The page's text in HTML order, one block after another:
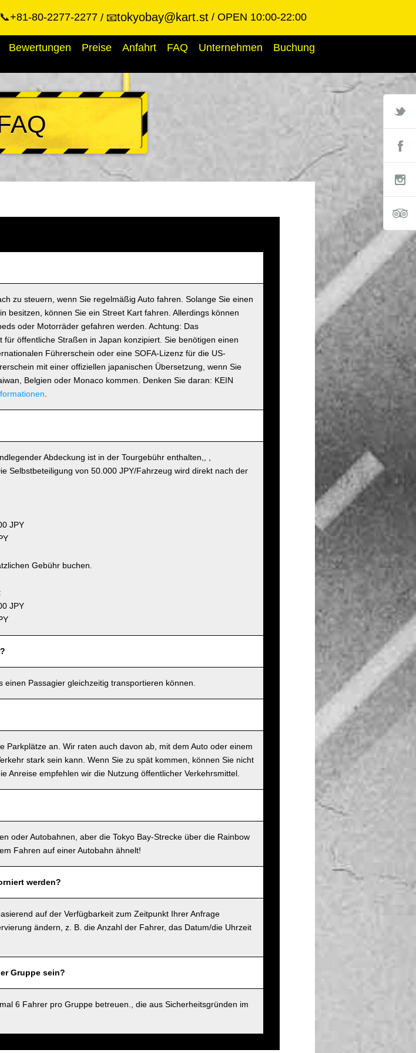
📞+81-80-2277-2277 📧tokyobay@kart.st OPEN 10:00-22:00
Bewertungen Preise Anfahrt FAQ Unternehmen
Buchung
zu steuern, wenn Sie regelmäßig Auto fahren. Solange Sie einen
besitzen, können Sie ein Street Kart fahren. Allerdings können
oder Motorräder gefahren werden. Achtung: Das
öffentliche Straßen in Japan konzipiert. Sie benötigen einen
Führerschein oder eine SOFA-Lizenz für die US-
mit einer offiziellen japanischen Übersetzung, wenn Sie
Belgien oder Monaco kommen. Denken Sie daran: KEIN
Abdeckung ist in der Tourgebühr enthalten,, ,
Selbstbeteiligung von 50.000 JPY/Fahrzeug wird direkt nach der
JPY
Gebühr buchen.
JPY
Passagier gleichzeitig transportieren können.
Parkplätze an. Wir raten auch davon ab, mit dem Auto oder einem
stark sein kann. Wenn Sie zu spät kommen, können Sie nicht
Anreise empfehlen wir die Nutzung öffentlicher Verkehrsmittel.
oder Autobahnen, aber die Tokyo Bay-Strecke über die Rainbow
Fahren auf einer Autobahn ähnelt!
werden?
auf der Verfügbarkeit zum Zeitpunkt Ihrer Anfrage
ändern, z. B. die Anzahl der Fahrer, das Datum/die Uhrzeit
Gruppe sein?
6 Fahrer pro Gruppe betreuen., die aus Sicherheitsgründen im